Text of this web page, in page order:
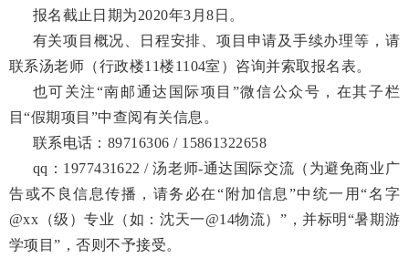
报名截止日期为2020年3月8 日。
有关项目概况、日程安排、项目申请及手续办理等，请
联系汤老师（行政楼11楼1104室）咨询并索取报名表。
也可关注“南邮通达国际项目”微信公众号，在其子栏
目“假期项目”中查阅有关信息。
联系电话：89716306 / 15861322658
qq：1977431622 / 汤老师-通达国际交流（为避免商业广
告或不良信息传播，请务必在“附加信息”中统一用“名字
@xx （级）专业（如：沈天一@14物流）”，并标明“暑期游
学项目”，否则不予接受。